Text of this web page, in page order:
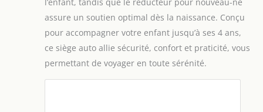
assure un soutien optimal dès la naissance. Conçu
pour accompagner votre enfant jusqu’à ses 4 ans,
ce siège auto allie sécurité, confort et praticité, vous
permettant de voyager en toute sérénité.